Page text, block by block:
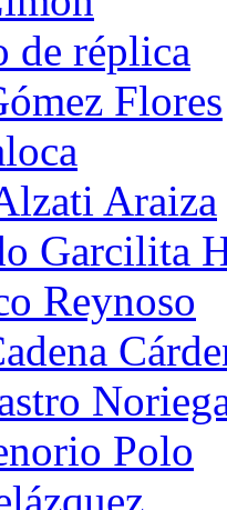
de réplica
Flores
Araiza
Garcilita
Reynoso
Polo